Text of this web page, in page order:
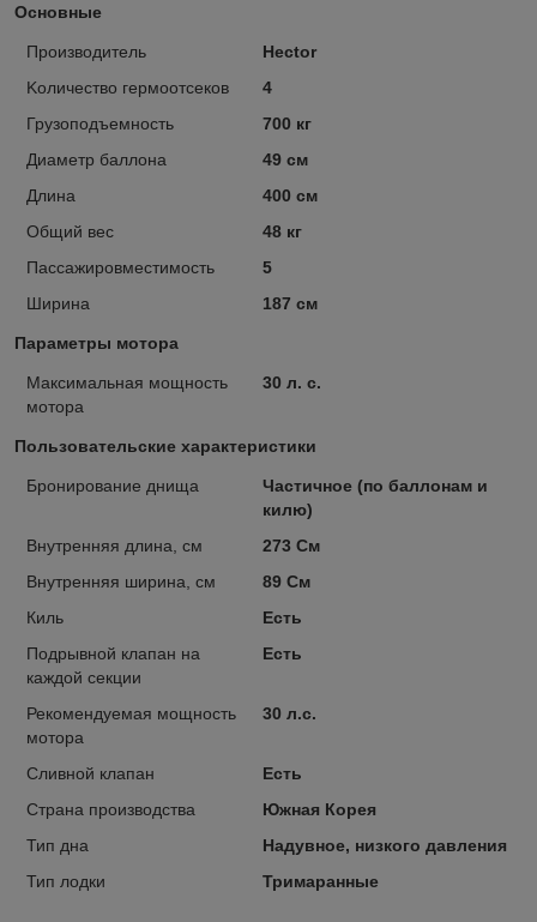
Основные
Производитель
Hector
Kоличество гермоотсеков
4
Грузоподъемность
700 кг
Диаметр баллона
49 см
Длина
400 см
Общий вес
48 кг
Пассажировместимость
5
Ширина
187 см
Параметры мотора
Максимальная мощность
мотора
30 л. с.
Пользовательские характеристики
Бронирование днища
Частичное (по баллонам и
килю)
Внутренняя длина, см
273 См
Внутренняя ширина, см
89 См
Киль
Есть
Подрывной клапан на
каждой секции
Есть
Рекомендуемая мощность
мотора
30 л.с.
Сливной клапан
Есть
Страна производства
Южная Корея
Тип дна
Надувное, низкого давления
Тип лодки
Тримаранные